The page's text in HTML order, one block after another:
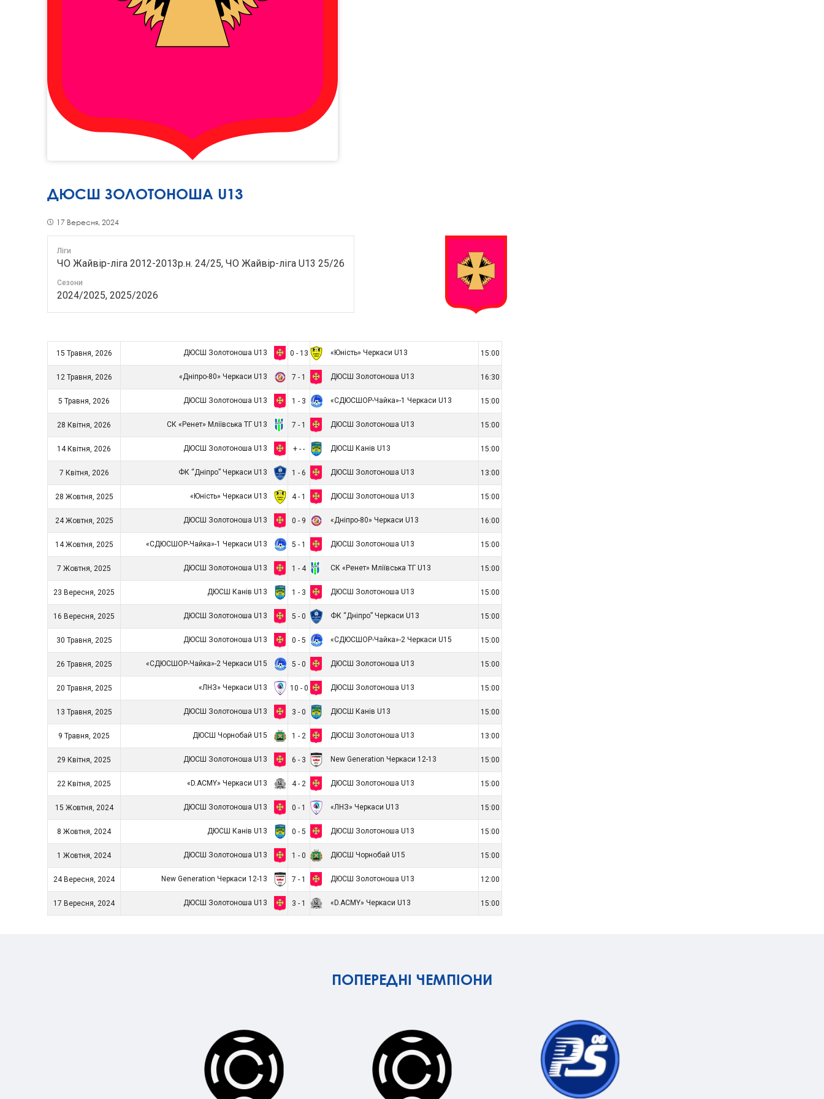
ДЮСШ ЗОЛОТОНОША U13
17 Вересня, 2024
Ліги
ЧО Жайвір-ліга 2012-2013р.н. 24/25, ЧО Жайвір-ліга U13 25/26
Сезони
2024/2025, 2025/2026
15 Травня, 2026 ДЮСШ Золотоноша U13 0 - 13 «Юність» Черкаси U13 15:00
12 Травня, 2026 «Дніпро-80» Черкаси U13 7 - 1 ДЮСШ Золотоноша U13 16:30
5 Травня, 2026 ДЮСШ Золотоноша U13 1 - 3 «СДЮСШОР-Чайка»-1 Черкаси U13 15:00
28 Квітня, 2026 СК «Ренет» Мліївська ТГ U13 7 - 1 ДЮСШ Золотоноша U13 15:00
14 Квітня, 2026 ДЮСШ Золотоноша U13 + - - ДЮСШ Канів U13 15:00
7 Квітня, 2026 ФК “Дніпро” Черкаси U13 1 - 6 ДЮСШ Золотоноша U13 13:00
28 Жовтня, 2025 «Юність» Черкаси U13 4 - 1 ДЮСШ Золотоноша U13 15:00
24 Жовтня, 2025 ДЮСШ Золотоноша U13 0 - 9 «Дніпро-80» Черкаси U13 16:00
14 Жовтня, 2025 «СДЮСШОР-Чайка»-1 Черкаси U13 5 - 1 ДЮСШ Золотоноша U13 15:00
7 Жовтня, 2025 ДЮСШ Золотоноша U13 1 - 4 СК «Ренет» Мліївська ТГ U13 15:00
23 Вересня, 2025 ДЮСШ Канів U13 1 - 3 ДЮСШ Золотоноша U13 15:00
16 Вересня, 2025 ДЮСШ Золотоноша U13 5 - 0 ФК “Дніпро” Черкаси U13 15:00
30 Травня, 2025 ДЮСШ Золотоноша U13 0 - 5 «СДЮСШОР-Чайка»-2 Черкаси U15 15:00
26 Травня, 2025 «СДЮСШОР-Чайка»-2 Черкаси U15 5 - 0 ДЮСШ Золотоноша U13 15:00
20 Травня, 2025 «ЛНЗ» Черкаси U13 10 - 0 ДЮСШ Золотоноша U13 15:00
13 Травня, 2025 ДЮСШ Золотоноша U13 3 - 0 ДЮСШ Канів U13 15:00
9 Травня, 2025 ДЮСШ Чорнобай U15 1 - 2 ДЮСШ Золотоноша U13 13:00
29 Квітня, 2025 ДЮСШ Золотоноша U13 6 - 3 New Generation Черкаси 12-13 15:00
22 Квітня, 2025 «D.ACMY» Черкаси U13 4 - 2 ДЮСШ Золотоноша U13 15:00
15 Жовтня, 2024 ДЮСШ Золотоноша U13 0 - 1 «ЛНЗ» Черкаси U13 15:00
8 Жовтня, 2024 ДЮСШ Канів U13 0 - 5 ДЮСШ Золотоноша U13 15:00
1 Жовтня, 2024 ДЮСШ Золотоноша U13 1 - 0 ДЮСШ Чорнобай U15 15:00
24 Вересня, 2024 New Generation Черкаси 12-13 7 - 1 ДЮСШ Золотоноша U13 12:00
17 Вересня, 2024 ДЮСШ Золотоноша U13 3 - 1 «D.ACMY» Черкаси U13 15:00
ПОПЕРЕДНІ ЧЕМПІОНИ